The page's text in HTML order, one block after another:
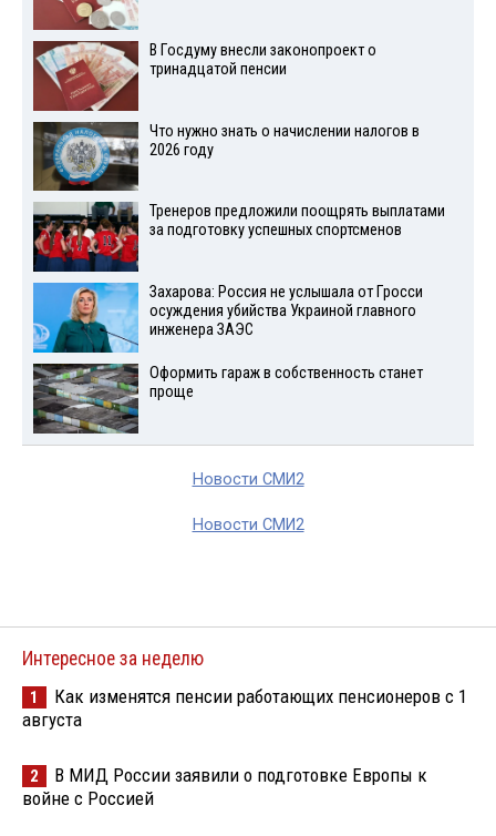
В Госдуму внесли законопроект о
тринадцатой пенсии
Что нужно знать о начислении налогов в
2026 году
Тренеров предложили поощрять выплатами
за подготовку успешных спортсменов
Захарова: Россия не услышала от Гросси
осуждения убийства Украиной главного
инженера ЗАЭС
Оформить гараж в собственность станет
проще
Новости СМИ2
Новости СМИ2
Интересное за неделю
1
Как изменятся пенсии работающих пенсионеров с 1
августа
2
В МИД России заявили о подготовке Европы к
войне с Россией